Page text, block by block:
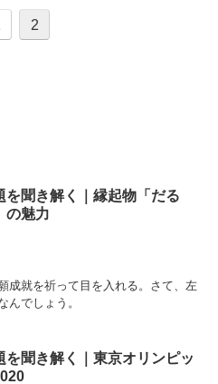
2
を聞き解く｜縁起物「だる
の魅力
成就を祈って目を入れる。さて、左
んでしょう。
を聞き解く｜東京オリンピッ